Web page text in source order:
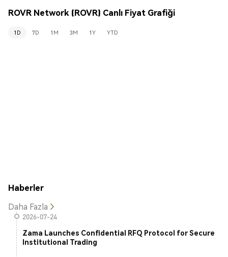
ROVR Network (ROVR) Canlı Fiyat Grafiği
1D 7D 1M 3M 1Y YTD
Haberler
Daha Fazla
2026-07-24
Zama Launches Confidential RFQ Protocol for Secure
Institutional Trading